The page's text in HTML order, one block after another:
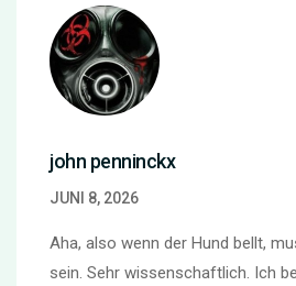
john penninckx
JUNI 8, 2026
Aha, also wenn der Hund bellt,
sein. Sehr wissenschaftlich. Ich